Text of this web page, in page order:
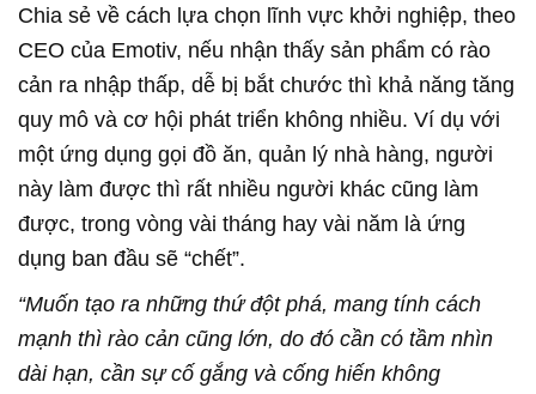
Chia sẻ về cách lựa chọn lĩnh vực khởi nghiệp, theo
CEO của Emotiv, nếu nhận thấy sản phẩm có rào
cản ra nhập thấp, dễ bị bắt chước thì khả năng tăng
quy mô và cơ hội phát triển không nhiều. Ví dụ với
một ứng dụng gọi đồ ăn, quản lý nhà hàng, người
này làm được thì rất nhiều người khác cũng làm
được, trong vòng vài tháng hay vài năm là ứng
dụng ban đầu sẽ “chết”.
“Muốn tạo ra những thứ đột phá, mang tính cách
mạnh thì rào cản cũng lớn, do đó cần có tầm nhìn
dài hạn, cần sự cố gắng và cống hiến không